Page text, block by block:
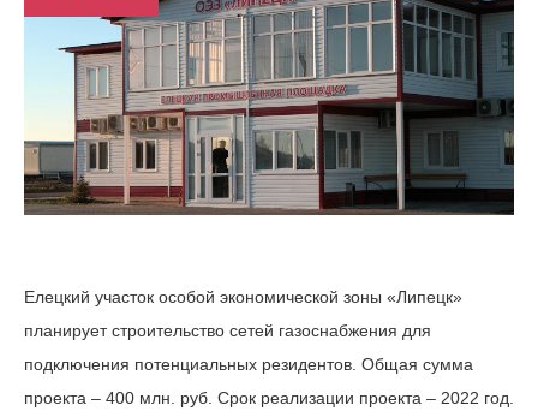
Елецкий участок особой экономической зоны «Липецк»
планирует строительство сетей газоснабжения для
подключения потенциальных резидентов. Общая сумма
проекта – 400 млн. руб. Срок реализации проекта – 2022 год.